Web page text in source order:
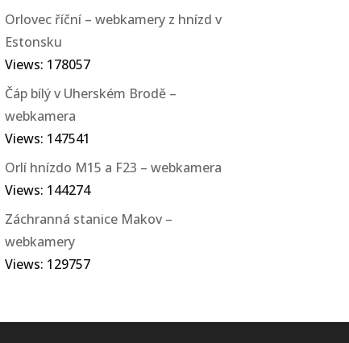
Orlovec říční – webkamery z hnízd v
Estonsku
Views: 178057
Čáp bílý v Uherském Brodě –
webkamera
Views: 147541
Orlí hnízdo M15 a F23 – webkamera
Views: 144274
Záchranná stanice Makov –
webkamery
Views: 129757